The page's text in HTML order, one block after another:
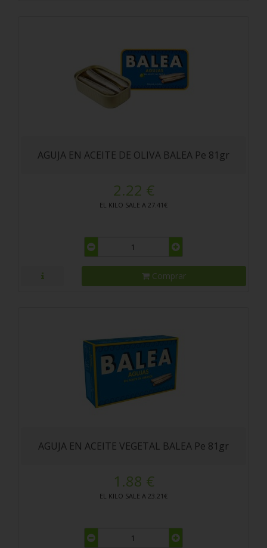
AGUJA EN ACEITE DE OLIVA BALEA Pe 81gr
2.22 €
EL KILO SALE A 27.41€
Comprar
AGUJA EN ACEITE VEGETAL BALEA Pe 81gr
1.88 €
EL KILO SALE A 23.21€